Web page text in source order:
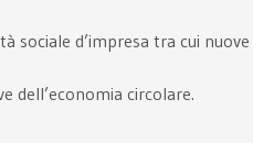
sociale d’impresa tra cui
dell’economia circolare.